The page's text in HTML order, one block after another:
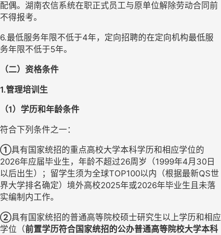
配偶。湖南农信系统在职正式员工与原单位解除劳动合同前
不得报考。
6.最低服务年限不低于4年，定向招聘的在定向机构最低服
务年限不低于5年。
（二）资格条件
1.管理培训生
（1）学历和年龄条件
符合下列条件之一：
①具有国家统招的重点高校大学本科学历和相应学位的
2026年应届毕业生，年龄不超过26周岁（1999年4月30日
以后出生）；留学生须为全球TOP100以内（根据最新QS世
界大学排名确定）境外高校2025年或2026年毕业生且未落
实编制内工作。
②具有国家统招的普通高等院校硕士研究生以上学历和相应
学位（前置学历符合国家统招的公办普通高等院校大学本科